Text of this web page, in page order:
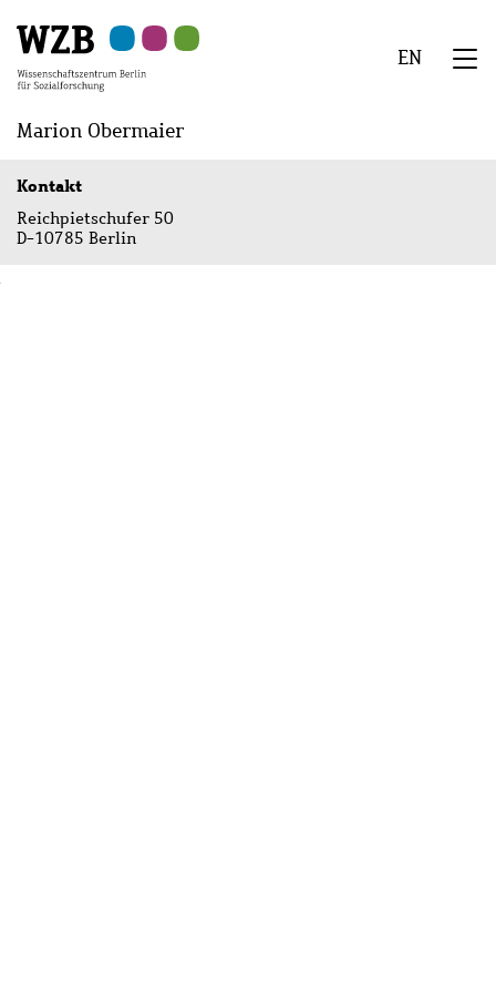
Hauptinhalt
springen
Navigation
springen
Suche
springen
Sekundärnavigation
springen
Fußzeile
springen
EN
Menü
Marion Obermaier
Kontakt
Reichpietschufer 50
D-10785 Berlin